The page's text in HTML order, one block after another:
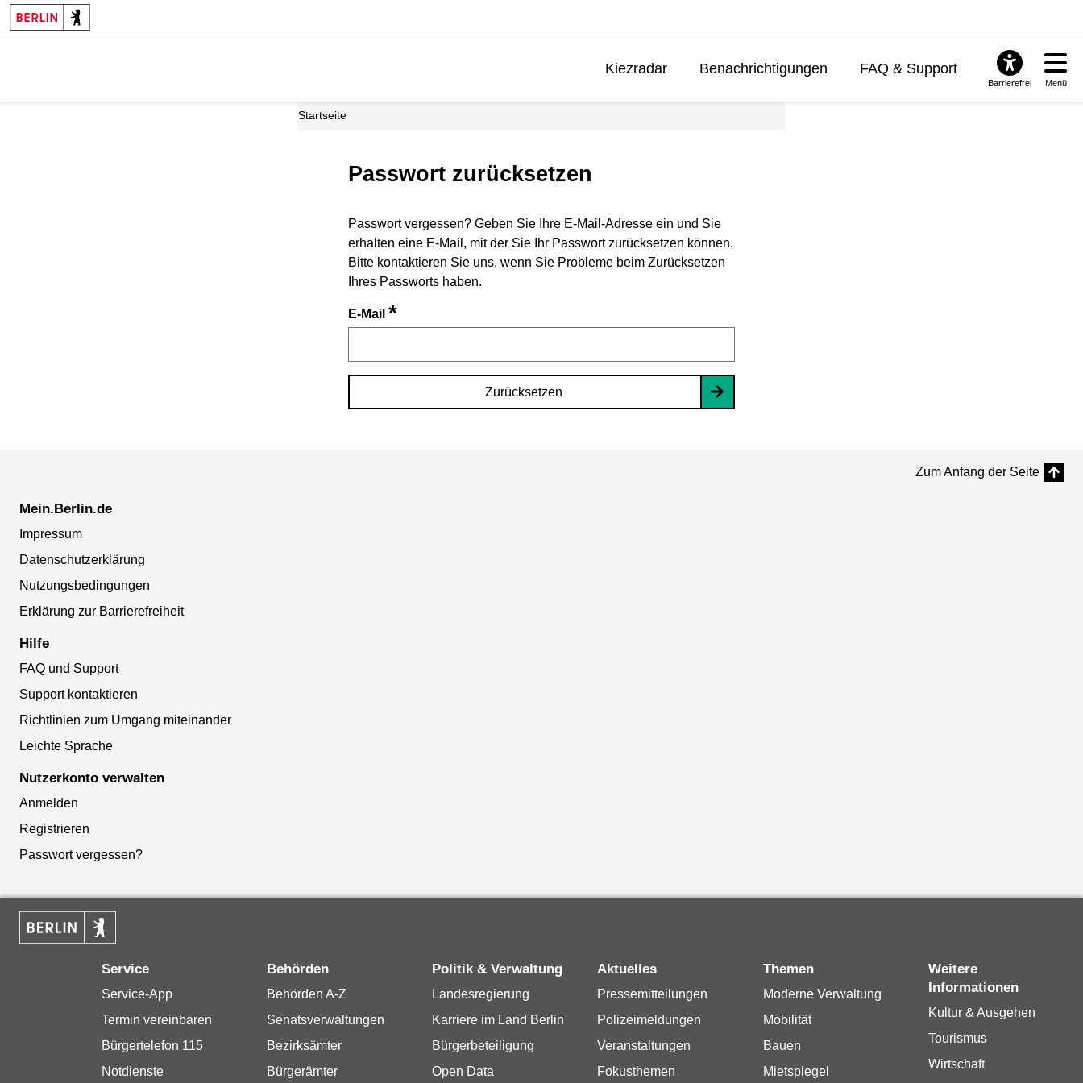
Kiezradar Benachrichtigungen FAQ & Support
Barrierefrei Menü
Startseite
Passwort zurücksetzen
Passwort vergessen? Geben Sie Ihre E-Mail-Adresse ein und Sie
erhalten eine E-Mail, mit der Sie Ihr Passwort zurücksetzen können.
Bitte kontaktieren Sie uns, wenn Sie Probleme beim Zurücksetzen
Ihres Passworts haben.
E-Mail *
Zurücksetzen
Zum Anfang der Seite
Mein.Berlin.de
Impressum
Datenschutzerklärung
Nutzungsbedingungen
Erklärung zur Barrierefreiheit
Hilfe
FAQ und Support
Support kontaktieren
Richtlinien zum Umgang miteinander
Leichte Sprache
Nutzerkonto verwalten
Anmelden
Registrieren
Passwort vergessen?
Service
Service-App
Termin vereinbaren
Bürgertelefon 115
Notdienste
Behörden
Behörden A-Z
Senatsverwaltungen
Bezirksämter
Bürgerämter
Politik & Verwaltung
Landesregierung
Karriere im Land Berlin
Bürgerbeteiligung
Open Data
Aktuelles
Pressemitteilungen
Polizeimeldungen
Veranstaltungen
Fokusthemen
Themen
Moderne Verwaltung
Mobilität
Bauen
Mietspiegel
Weitere
Informationen
Kultur & Ausgehen
Tourismus
Wirtschaft